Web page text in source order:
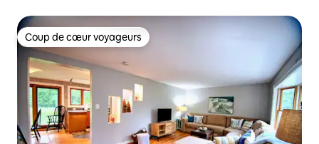
Coup de cœur voyageurs
Coup de cœur voyageurs